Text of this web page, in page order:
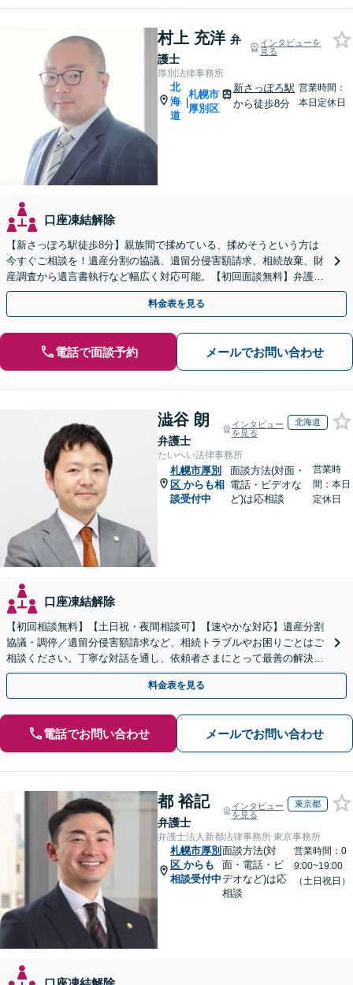
村上 充洋 弁
護士
インタビューを
見る
厚別法律事務所
北
海
道
|
札幌市
厚別区
新さっぽろ駅
から徒歩8分
営業時間：
本日定休日
口座凍結解除
【新さっぽろ駅徒歩8分】親族間で揉めている、揉めそうという方は
今すぐご相談を！遺産分割の協議、遺留分侵害額請求、相続放棄、財
産調査から遺言書執行など幅広く対応可能。【初回面談無料】弁護士
が窓口になりストレス軽減！
料金表を見る
電話で面談予約 メールでお問い合わせ
澁谷 朗
弁護士
インタビュー
を見る
北海道
たいへい法律事務所
札幌市厚別
区 からも相
談受付中
面談方法(対面・
電話・ビデオな
ど)は応相談
営業時
間：本日
定休日
口座凍結解除
【初回相談無料】【土日祝・夜間相談可】【速やかな対応】遺産分割
協議・調停／遺留分侵害額請求など、相続トラブルやお困りごとはご
相談ください。丁寧な対話を通し、依頼者さまにとって最善の解決を
目指します。
料金表を見る
電話でお問い合わせ メールでお問い合わせ
都 裕記
弁護士
インタビュー
を見る
東京都
弁護士法人新都法律事務所 東京事務所
札幌市厚別
区 からも
相談受付中
面談方法(対
面・電話・ビ
デオなど)は応
相談
営業時間：0
9:00~19:00
（土日祝日）